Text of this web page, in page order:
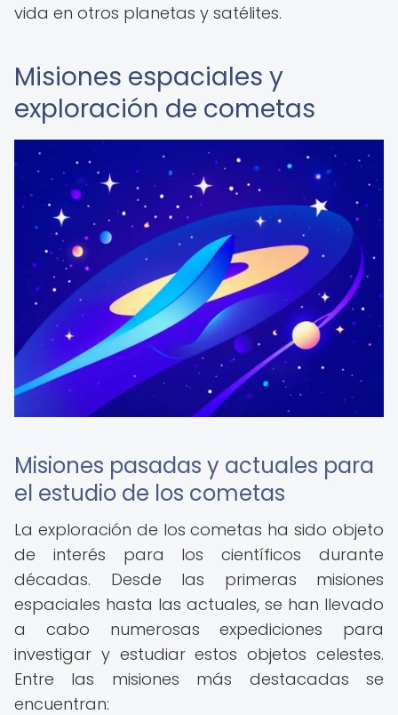
vida en otros planetas y satélites.
Misiones espaciales y
exploración de cometas
Misiones pasadas y actuales para
el estudio de los cometas
La exploración de los cometas ha sido objeto
de interés para los científicos durante
décadas. Desde las primeras misiones
espaciales hasta las actuales, se han llevado
a cabo numerosas expediciones para
investigar y estudiar estos objetos celestes.
Entre las misiones más destacadas se
encuentran: